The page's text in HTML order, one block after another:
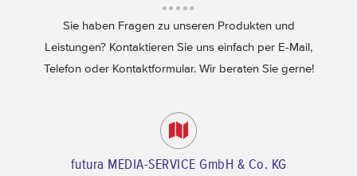
Sie haben Fragen zu unseren Produkten und
Leistungen? Kontaktieren Sie uns einfach per E-Mail,
Telefon oder Kontaktformular. Wir beraten Sie gerne!
futura MEDIA-SERVICE GmbH & Co. KG